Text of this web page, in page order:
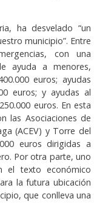
ha desvelado “un
municipio”. Entre
con una
ayuda a menores,
euros; ayudas
euros; y ayudas al
euros. En esta
las Asociaciones de
(ACEV) y Torre del
euros dirigidas a
Por otra parte, uno
el texto económico
la futura ubicación
que conlleva una